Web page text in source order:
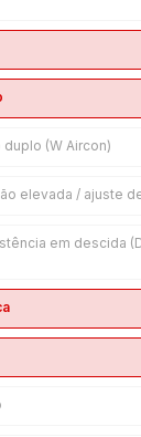
(W Aircon)
elevada / ajuste
em descida